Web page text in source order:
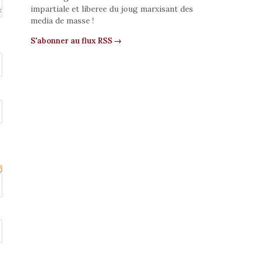
impartiale et liberee du joug marxisant des
media de masse !
S'abonner au flux RSS →